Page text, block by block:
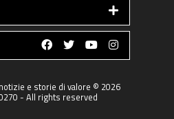
Follow us on
Follow us on
Follow us on
Follow us
e storie di valore © 2026
- All rights reserved